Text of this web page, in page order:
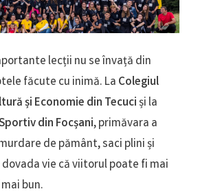
lecții nu se învață din
făcute cu inimă. La Colegiul
și Economie din Tecuciși la
din Focșani, primăvara a
de pământ, saci plini și
vie că viitorul poate fi mai
bun.